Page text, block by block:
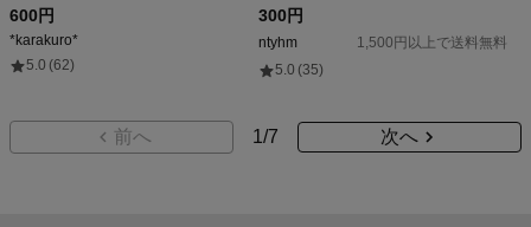
600円
*karakuro*
5.0 (62)
300円
ntyhm
1,500円以上で送料無料
5.0 (35)
前へ 1/7 次へ